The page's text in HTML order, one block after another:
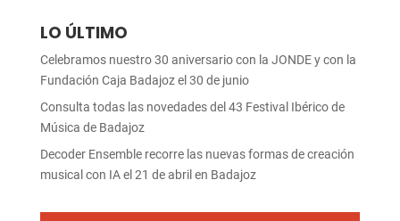
LO ÚLTIMO
Celebramos nuestro 30 aniversario con la JONDE y con la
Fundación Caja Badajoz el 30 de junio
Consulta todas las novedades del 43 Festival Ibérico de
Música de Badajoz
Decoder Ensemble recorre las nuevas formas de creación
musical con IA el 21 de abril en Badajoz